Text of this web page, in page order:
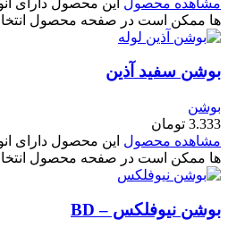
ها ممکن است در صفحه محصول
بوشن سفید آذین
بوشن
3.333 تومان
مشاهده محصول این محصول دارای
ها ممکن است در صفحه محصول
بوشن نیوفلکس – BD